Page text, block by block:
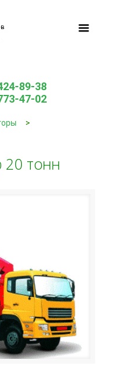
89-38
47-02
>
20 тонн